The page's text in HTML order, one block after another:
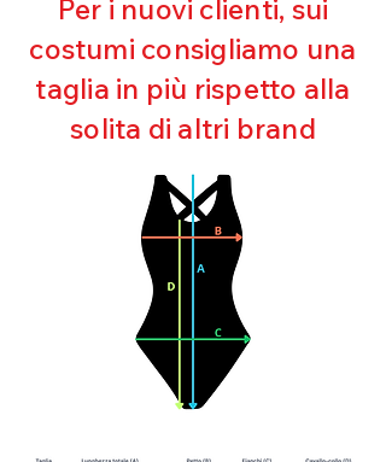
Mantenimento della forma
Perfetta vestibilità
Asciugatura rapida
Bielastico
Per i nuovi clienti, sui
costumi consigliamo una
taglia in più rispetto alla
solita di altri brand